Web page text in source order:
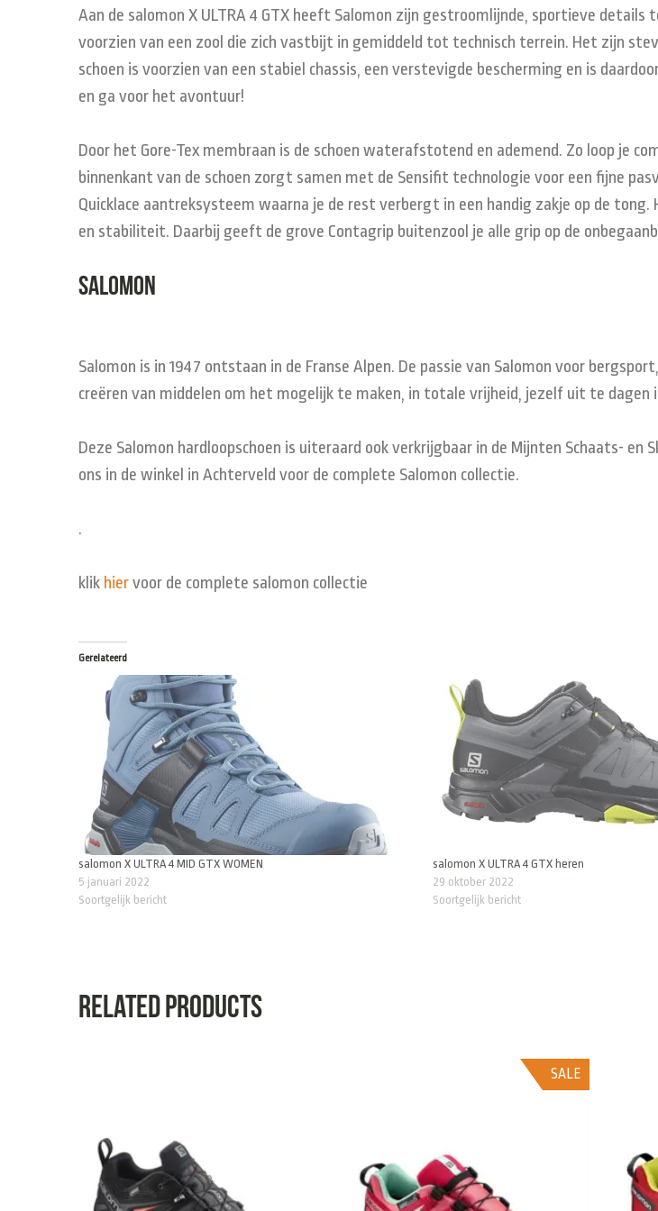
Aan de salomon X ULTRA 4 GTX heeft Salomon zijn gestroomlijnde, sportieve
voorzien van een zool die zich vastbijt in gemiddeld tot technisch terrein. Het zijn
schoen is voorzien van een stabiel chassis, een verstevigde bescherming en is
en ga voor het avontuur!
Door het Gore-Tex membraan is de schoen waterafstotend en ademend. Zo loop je
binnenkant van de schoen zorgt samen met de Sensifit technologie voor een fijne
Quicklace aantreksysteem waarna je de rest verbergt in een handig zakje op de
en stabiliteit. Daarbij geeft de grove Contagrip buitenzool je alle grip op de
Salomon
Salomon is in 1947 ontstaan in de Franse Alpen. De passie van Salomon voor
creëren van middelen om het mogelijk te maken, in totale vrijheid, jezelf uit te dagen
Deze Salomon hardloopschoen is uiteraard ook verkrijgbaar in de Mijnten Schaats-
ons in de winkel in Achterveld voor de complete Salomon collectie.
.
klik hiervoor de complete salomon collectie
Gerelateerd
salomon X ULTRA 4 MID GTX WOMEN
5 januari 2022
Soortgelijk bericht
salomon X ULTRA 4 GTX heren
29 oktober 2022
Soortgelijk bericht
Related products
SALE